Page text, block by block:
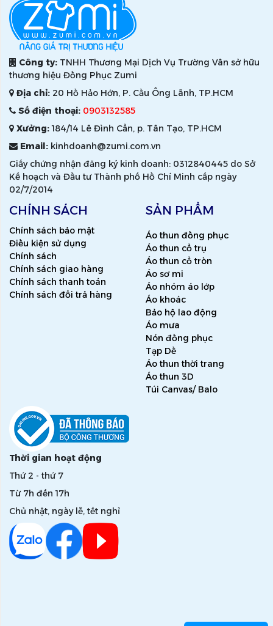
Công ty: TNHH Thương Mại Dịch Vụ Trường Vân sở hữu
thương hiệu Đồng Phục Zumi
Địa chỉ: 20 Hồ Hảo Hớn, P. Cầu Ông Lãnh, TP.HCM
Số điện thoại: 0903132585
Xưởng:184/14 Lê Đình Cẩn, p. Tân Tạo, TP.HCM
Email: kinhdoanh@zumi.com.vn
Giấy chứng nhận đăng ký kinh doanh: 0312840445 do Sở
Kế hoạch và Đầu tư Thành phố Hồ Chí Minh cấp ngày
02/7/2014
CHÍNH SÁCH
Chính sách bảo mật
Điều kiện sử dụng
Chính sách
Chính sách giao hàng
Chính sách thanh toán
Chính sách đổi trả hàng
SẢN PHẨM
Áo thun đồng phục
Áo thun cổ trụ
Áo thun cổ tròn
Áo sơ mi
Áo nhóm áo lớp
Áo khoác
Bảo hộ lao động
Áo mưa
Nón đồng phục
Tạp Dề
Áo thun thời trang
Áo thun 3D
Túi Canvas/ Balo
Thời gian hoạt động
Thứ 2 - thứ 7
Từ 7h đến 17h
Chủ nhật, ngày lễ, tết nghỉ